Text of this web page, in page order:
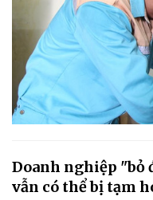
Doanh nghiệp "bỏ
vẫn có thể bị tạm